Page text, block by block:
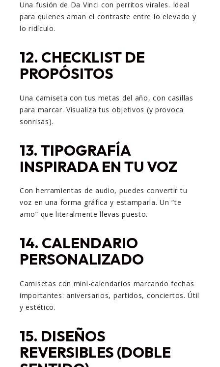
Una fusión de Da Vinci con perritos virales. Ideal
para quienes aman el contraste entre lo elevado y
lo ridículo.
12. CHECKLIST DE
PROPÓSITOS
Una camiseta con tus metas del año, con casillas
para marcar. Visualiza tus objetivos (y provoca
sonrisas).
13. TIPOGRAFÍA
INSPIRADA EN TU VOZ
Con herramientas de audio, puedes convertir tu
voz en una forma gráfica y estamparla. Un “te
amo” que literalmente llevas puesto.
14. CALENDARIO
PERSONALIZADO
Camisetas con mini-calendarios marcando fechas
importantes: aniversarios, partidos, conciertos. Útil
y estético.
15. DISEÑOS
REVERSIBLES (DOBLE